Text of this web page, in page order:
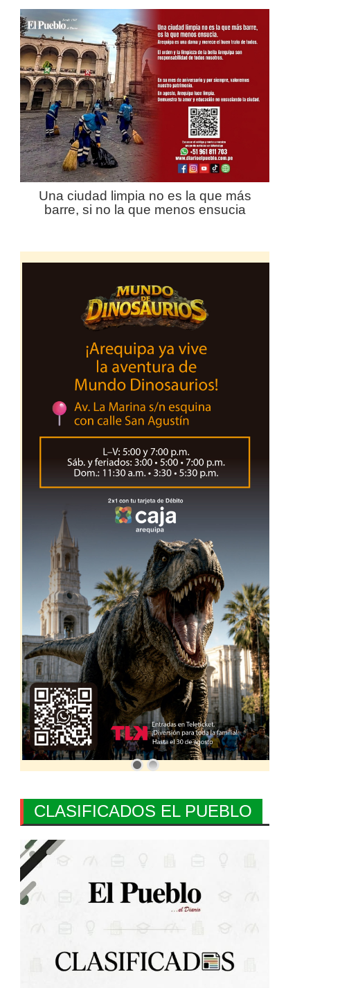
Una ciudad limpia no es la que más
barre, si no la que menos ensucia
CLASIFICADOS EL PUEBLO